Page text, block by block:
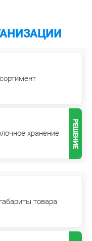
РЕШЕНИЕ
хранение
товара